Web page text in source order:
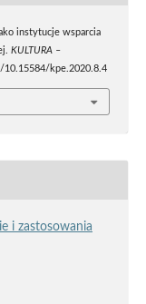
instytucje wsparcia
KULTURA –
kpe.2020.8.4
i zastosowania